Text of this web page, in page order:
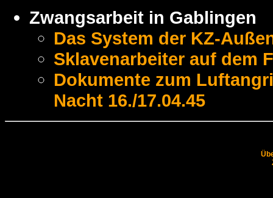
Zwangsarbeit in Gablingen
Das System der KZ-
Sklavenarbeiter auf dem
Dokumente zum
Nacht 16./17.04.45